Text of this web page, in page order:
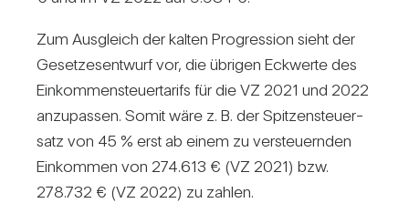
Zum Aus­gleich der kalten Pro­gres­sion sieht der
Geset­zes­ent­wurf vor, die übrigen Eck­werte des
Ein­kom­men­steu­er­ta­rifs für die VZ 2021 und 2022
anzu­passen. Somit wäre z. B. der Spit­zen­steu­er­
satz von 45 % erst ab einem zu ver­steu­ernden
Ein­kommen von 274.613 € (VZ 2021) bzw.
278.732 € (VZ 2022) zu zahlen.